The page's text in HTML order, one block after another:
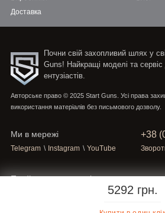
5292 грн.
Доставка
Почни свій захопливий шлях у
Guns! Найкращі моделі та
ентузіастів.
Авторське право © 2025 Start Guns. Усі права
використання матеріалів без письмового дозволу.
+38
Ми в мережі
Telegram \ Instagram \ YouTube
Приймаємо платежі